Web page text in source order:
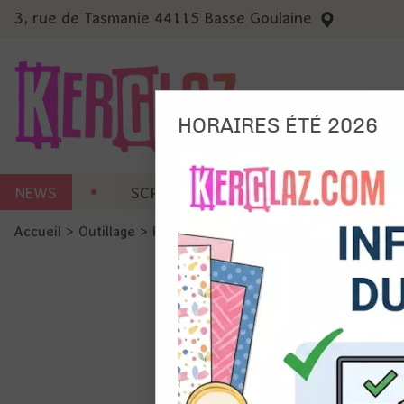
3, rue de Tasmanie 44115 Basse Goulaine
NEWS SCRAP CARTERIE MACHINES
Accueil > Outillage > Perfo > Perfo bordure - Bordure
Ils
et du
précises
Si vous
de la
HORAIRES ÉTÉ 2026